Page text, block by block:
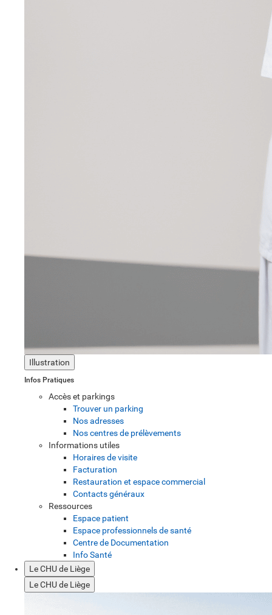
Illustration
Infos Pratiques
Accès et parkings
Trouver un parking
Nos adresses
Nos centres de prélèvements
Informations utiles
Horaires de visite
Facturation
Restauration et espace commercial
Contacts généraux
Ressources
Espace patient
Espace professionnels de santé
Centre de Documentation
Info Santé
Le CHU de Liège
Le CHU de Liège